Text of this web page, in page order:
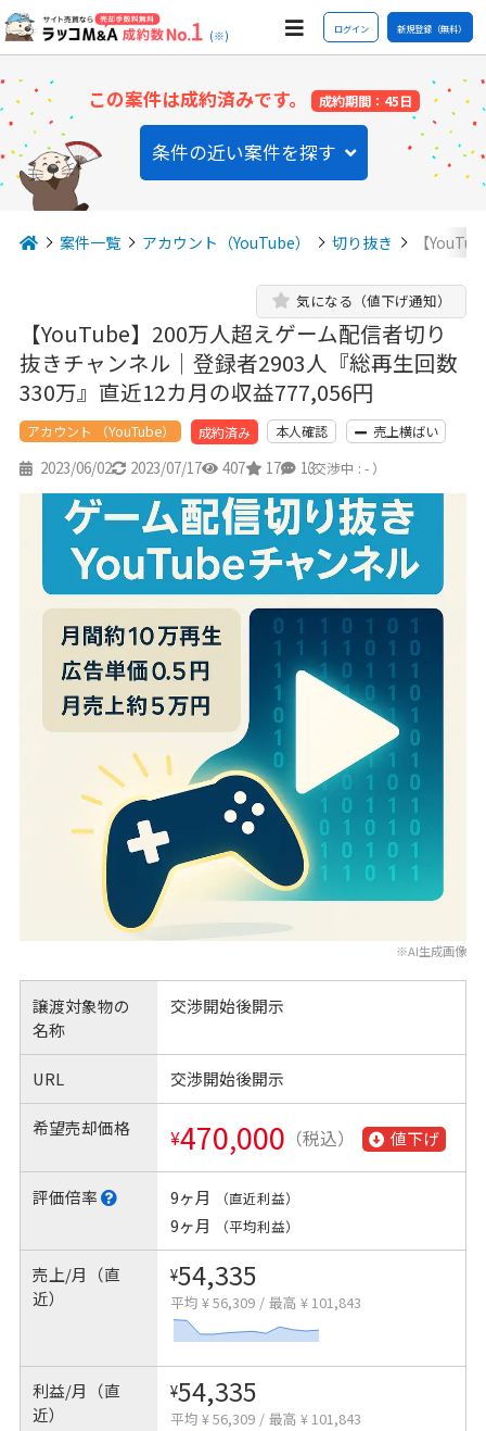
(※) ログイン 新規登録（無料）
この案件は成約済みです。 成約期間：45日
条件の近い案件を探す
案件一覧 アカウント（YouTube） 切り抜き 【
【YouTube】200万人超えゲーム配信者切り
抜きチャンネル｜登録者2903人『総再生回数
330万』直近12カ月の収益777,056円
気になる（値下げ通知）
アカウント （YouTube） 成約済み 本人確認 売上横ばい
2023/06/02 2023/07/17 407 17 13
（交渉中 : - ）
※AI生成画像
譲渡対象物の
名称
交渉開始後開示
URL 交渉開始後開示
希望売却価格 ¥470,000 （税込） 値下げ
評価倍率 9ヶ月 （直近利益）
9ヶ月 （平均利益）
売上/月（直
近）
¥54,335
平均 ¥ 56,309 / 最高 ¥ 101,843
利益/月（直
近）
¥54,335
平均 ¥ 56,309 / 最高 ¥ 101,843